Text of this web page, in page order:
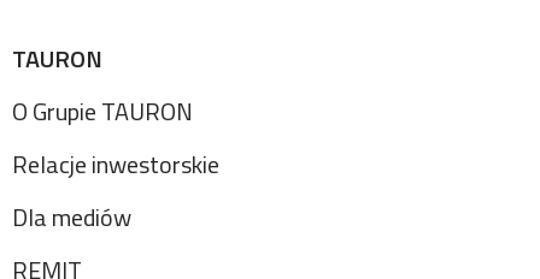
TAURON
O Grupie TAURON
Relacje inwestorskie
Dla mediów
REMIT